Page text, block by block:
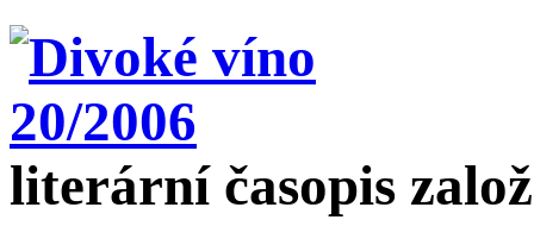
literární časopis